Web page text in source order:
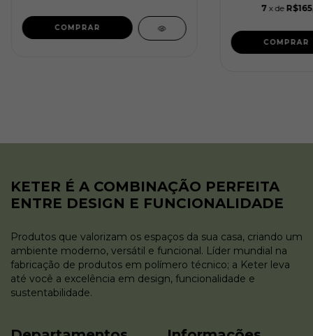
7 x de
KETER É A COMBINAÇÃO PERFEITA
ENTRE DESIGN E FUNCIONALIDADE
Produtos que valorizam os espaços da sua casa, criando um
ambiente moderno, versátil e funcional. Líder mundial na
fabricação de produtos em polímero técnico; a Keter leva
até você a excelência em design, funcionalidade e
sustentabilidade.